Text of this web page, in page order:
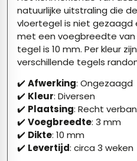
natuurlijke uitstraling die
vloertegel is niet gezaagd
met een voegbreedte van
tegel is 10 mm. Per kleur
verschillende tegels
✔️Afwerking: Ongezaagd
✔️ Kleur: Diversen
✔️ Plaatsing: Recht
✔️Voegbreedte: 3 mm
✔️ Dikte: 10 mm
✔️ Levertijd: circa 3 weken